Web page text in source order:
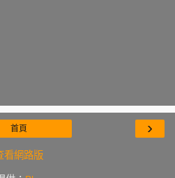
›
首頁
看網路版